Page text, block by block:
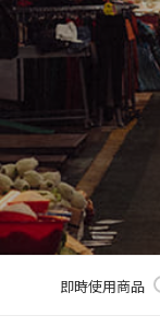
体)
文 (台灣)
即時使用商品